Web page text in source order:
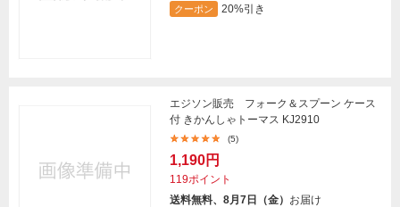
クーポン 20%引き
エジソン販売 フォーク＆スプーン ケース
付 きかんしゃトーマス KJ2910
(5)
1,190円
119ポイント
送料無料、8月7日（金） お届け